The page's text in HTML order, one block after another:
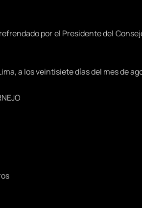
por el Presidente del
a los veintisiete días del mes de